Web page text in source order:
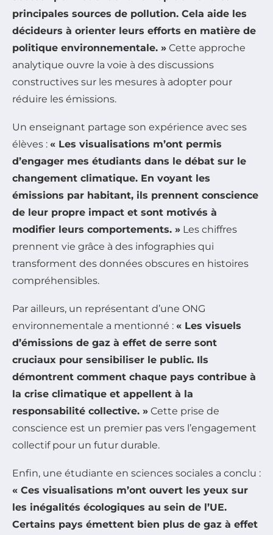
principales sources de pollution. Cela aide les
décideurs à orienter leurs efforts en matière de
politique environnementale. » Cette approche
analytique ouvre la voie à des discussions
constructives sur les mesures à adopter pour
réduire les émissions.
Un enseignant partage son expérience avec ses
élèves : « Les visualisations m’ont permis
d’engager mes étudiants dans le débat sur le
changement climatique. En voyant les
émissions par habitant, ils prennent conscience
de leur propre impact et sont motivés à
modifier leurs comportements. » Les chiffres
prennent vie grâce à des infographies qui
transforment des données obscures en histoires
compréhensibles.
Par ailleurs, un représentant d’une ONG
environnementale a mentionné : « Les visuels
d’émissions de gaz à effet de serre sont
cruciaux pour sensibiliser le public. Ils
démontrent comment chaque pays contribue à
la crise climatique et appellent à la
responsabilité collective. » Cette prise de
conscience est un premier pas vers l’engagement
collectif pour un futur durable.
Enfin, une étudiante en sciences sociales a conclu :
« Ces visualisations m’ont ouvert les yeux sur
les inégalités écologiques au sein de l’UE.
Certains pays émettent bien plus de gaz à effet